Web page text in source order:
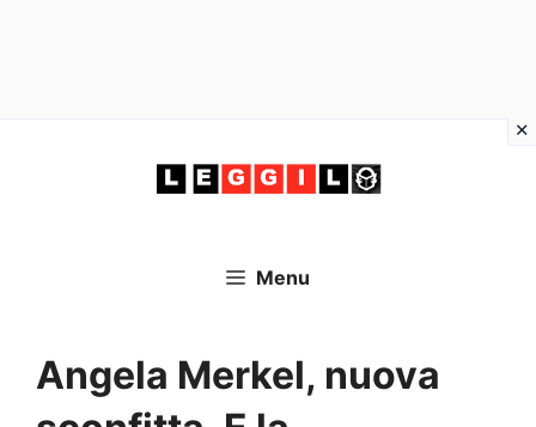
Menu
Angela Merkel, nuova